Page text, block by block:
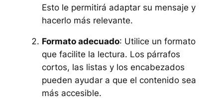
Esto le permitirá adaptar su mensaje y
hacerlo más relevante.
Formato adecuado: Utilice un formato
que facilite la lectura. Los párrafos
cortos, las listas y los encabezados
pueden ayudar a que el contenido sea
más accesible.